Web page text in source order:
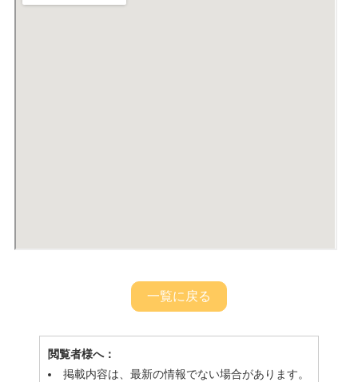
一覧に戻る
閲覧者様へ：
掲載内容は、最新の情報でない場合があります。